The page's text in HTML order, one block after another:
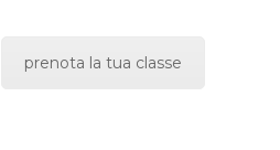
prenota la tua classe